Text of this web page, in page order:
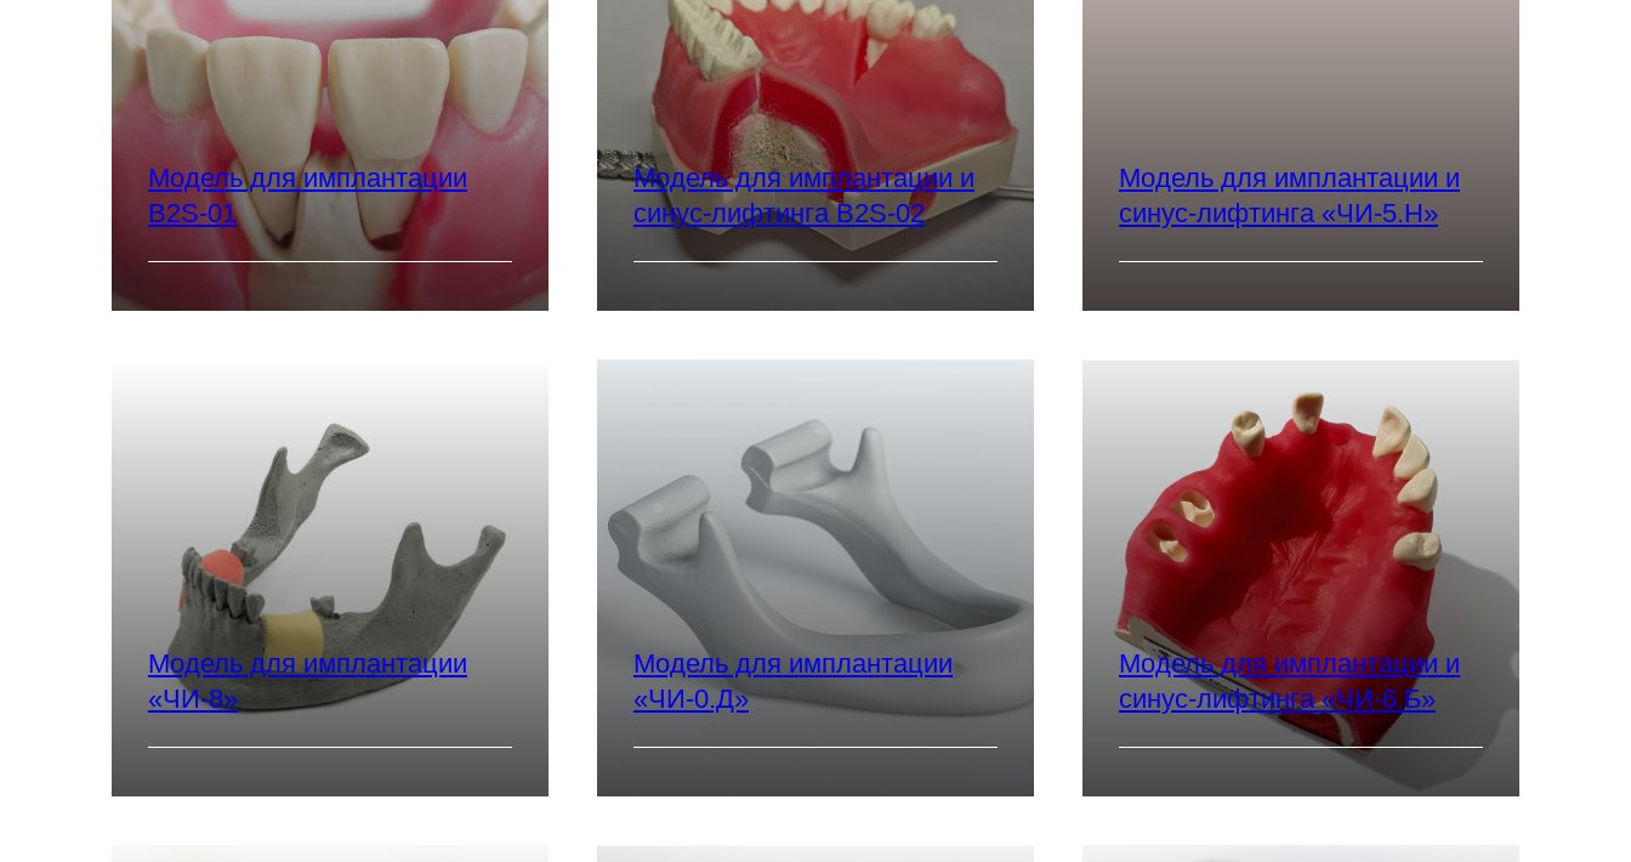
Модель для имплантации
B2S-01
Модель для имплантации и
синус-лифтинга B2S-02
Модель для имплантации и
синус-лифтинга «ЧИ-5.Н»
Модель для имплантации
«ЧИ-8»
Модель для имплантации
«ЧИ-0.Д»
Модель для имплантации и
синус-лифтинга «ЧИ-6.Б»